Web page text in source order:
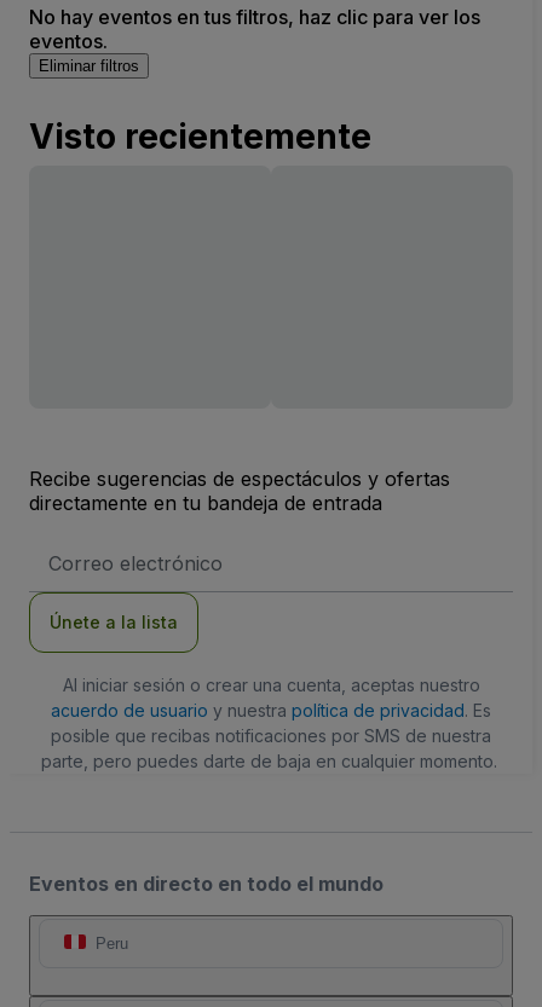
No hay eventos en tus filtros, haz clic para ver los
eventos.
Eliminar filtros
Visto recientemente
Recibe sugerencias de espectáculos y ofertas
directamente en tu bandeja de entrada
de
Únete a la lista
Al iniciar sesión o crear una cuenta, aceptas nuestro
acuerdo de usuario y nuestra política de privacidad. Es
posible que recibas notificaciones por SMS de nuestra
parte, pero puedes darte de baja en cualquier momento.
Eventos en directo en todo el mundo
Peru